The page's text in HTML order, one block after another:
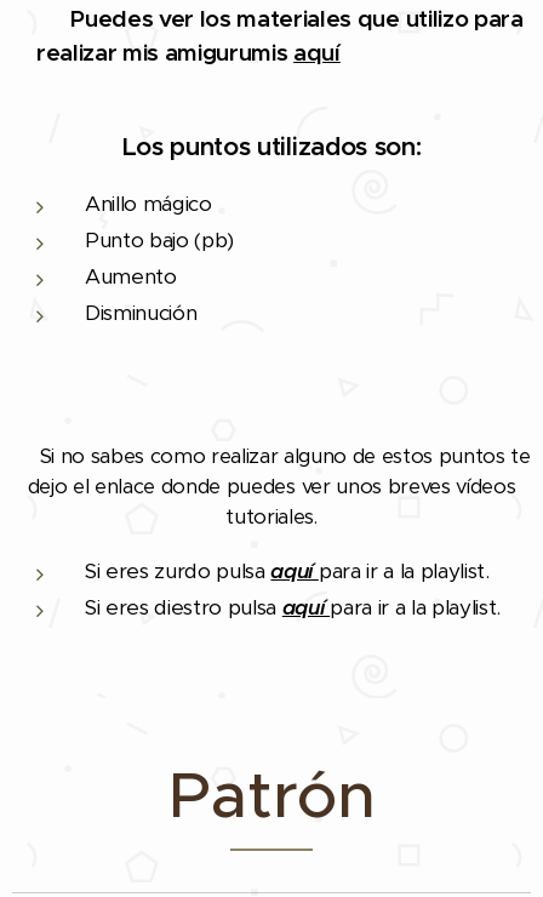
🔨 Puedes ver los materiales que utilizo para
realizar mis amigurumis aquí
Los puntos utilizados son:
Anillo mágico
Punto bajo (pb)
Aumento
Disminución
Si no sabes como realizar alguno de estos puntos te
dejo el enlace donde puedes ver unos breves vídeos
tutoriales.
Si eres zurdo pulsaaquípara ir a la playlist.
Si eres diestro pulsa aquípara ir a la playlist.
Patrón